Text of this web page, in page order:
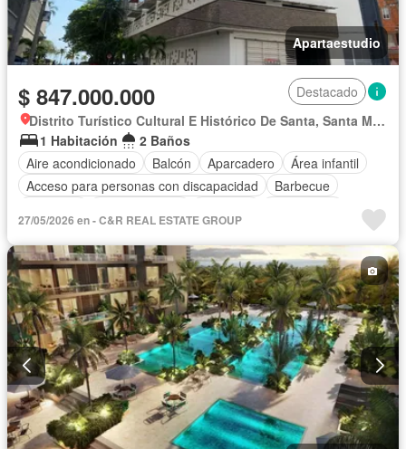
Apartaestudio
$ 847.000.000
Destacado
Distrito Turístico Cultural E Histórico De Santa, Santa Marta
1 Habitación
2 Baños
Aire acondicionado
Balcón Aparcadero
Área infantil
Acceso para personas con discapacidad
Barbecue
Vista panorámica
Seguridad privada
27/05/2026 en - C&R REAL ESTATE GROUP